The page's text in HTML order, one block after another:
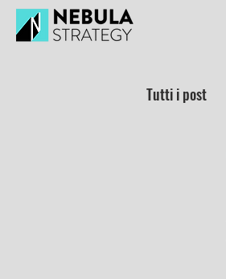
Tutti i post